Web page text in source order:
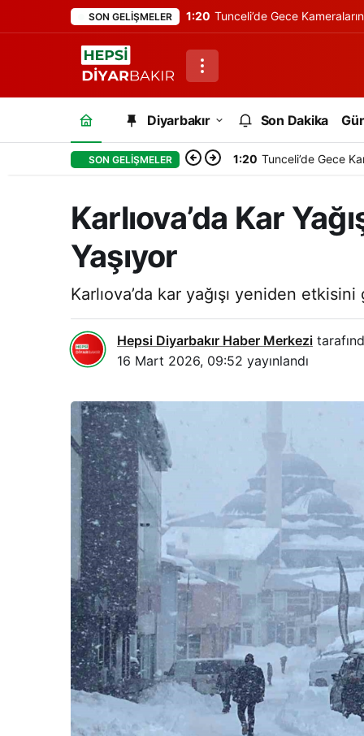
SON GELIŞMELER 1:20 Tunceli’de Gece
Diyarbakır Son Dakika
SON GELIŞMELER 1:20 Tunceli’de Gece
Karlıova’da Kar
Yaşıyor
Karlıova’da kar yağışı yeniden
Hepsi Diyarbakır Haber Merkezi
16 Mart 2026, 09:52 yayınlandı